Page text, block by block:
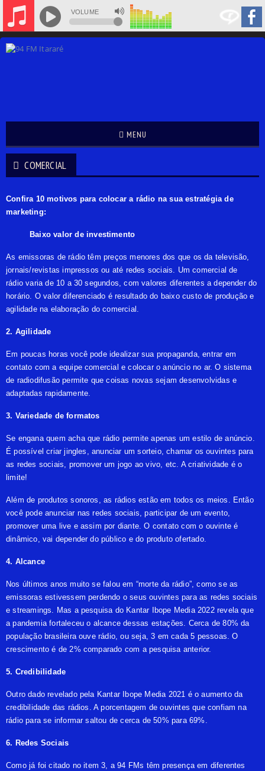
VOLUME
MENU
COMERCIAL
Confira 10 motivos para colocar a rádio na sua estratégia de
marketing:
Baixo valor de investimento
As emissoras de rádio têm preços menores dos que os da televisão,
jornais/revistas impressos ou até redes sociais. Umcomercial de
rádiovaria de 10 a 30 segundos, com valores diferentes a depender do
horário. O valor diferenciado é resultado do baixo custode produção e
agilidade na elaboração do comercial.
2. Agilidade
Em poucas horas você pode idealizar sua propaganda, entrar em
contato com a equipe comercial e colocar o anúncio no ar. O sistema
de radiodifusãopermite que coisas novas sejam desenvolvidas e
adaptadas rapidamente.
3. Variedade de formatos
Se engana quem acha que rádio permite apenas um estilo de anúncio.
É possível criarjingles , anunciar umsorteio, chamar os ouvintes para
as redes sociais, promover um jogo ao vivo, etc. A criatividade é o
limite!
Além de produtos sonoros, as rádios estão em todos os meios. Então
você pode anunciar nas redes sociais, participar de um evento,
promover uma live e assim por diante. O contato com o ouvinte é
dinâmico, vai depender do público e do produto ofertado.
4. Alcance
Nos últimos anos muito se falou em “morte da rádio”, como se as
emissoras estivessem perdendo o seus ouvintes para as redes sociais
e streamings. Mas a pesquisa do Kantar Ibope Media 2022 revela que
a pandemia fortaleceu o alcance dessas estações. Cerca de 80% da
população brasileira ouve rádio, ou seja, 3 em cada 5 pessoas. O
crescimento é de 2% comparado com a pesquisa anterior.
5. Credibilidade
Outro dado revelado pela Kantar Ibope Media 2021 é o aumento da
credibilidade das rádios. A porcentagem de ouvintes que confiam na
rádio para se informar saltou de cerca de 50% para 69%.
6. Redes Sociais
Como já foi citado no item 3, a 94 FMs têm presença em diferentes